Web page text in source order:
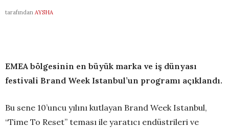
tarafından AYSHA
EMEA bölgesinin en büyük marka ve iş dünyası
festivali Brand Week Istanbul’un programı açıklandı.
Bu sene 10’uncu yılını kutlayan Brand Week Istanbul,
“Time To Reset” teması ile yaratıcı endüstrileri ve